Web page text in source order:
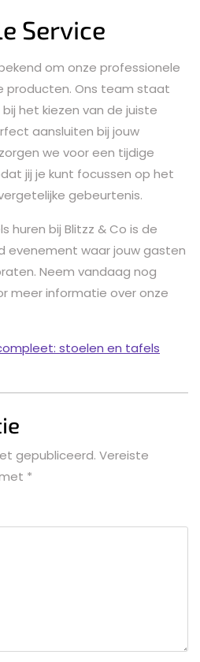
Service
om onze professionele
producten. Ons team staat
het kiezen van de juiste
aansluiten bij jouw
we voor een tijdige
jij je kunt focussen op het
gebeurtenis.
huren bij Blitzz & Co is de
evenement waar jouw gasten
Neem vandaag nog
meer informatie over onze
stoelen en tafels
gepubliceerd. Vereiste
*